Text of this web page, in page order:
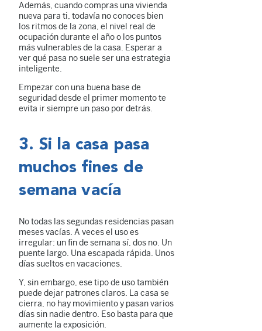
Además, cuando compras una vivienda
nueva para ti, todavía no conoces bien
los ritmos de la zona, el nivel real de
ocupación durante el año o los puntos
más vulnerables de la casa. Esperar a
ver qué pasa no suele ser una estrategia
inteligente.
Empezar con una buena base de
seguridad desde el primer momento te
evita ir siempre un paso por detrás.
3. Si la casa pasa
muchos fines de
semana vacía
No todas las segundas residencias pasan
meses vacías. A veces el uso es
irregular: un fin de semana sí, dos no. Un
puente largo. Una escapada rápida. Unos
días sueltos en vacaciones.
Y, sin embargo, ese tipo de uso también
puede dejar patrones claros. La casa se
cierra, no hay movimiento y pasan varios
días sin nadie dentro. Eso basta para que
aumente la exposición.